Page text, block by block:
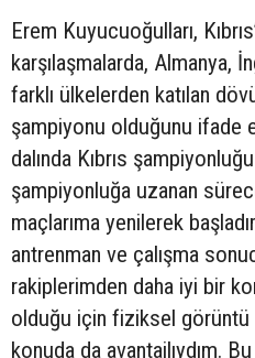
Erem Kuyucuoğulları,
karşılaşmalarda, Almanya,
farklı ülkelerden katılan
şampiyonu olduğunu ifade
dalında Kıbrıs
şampiyonluğa uzanan
maçlarıma yenilerek
antrenman ve çalışma
rakiplerimden daha iyi bir
olduğu için fiziksel
konuda da avantajlıydım.